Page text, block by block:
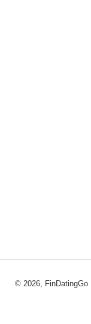
© 2026, FinDatingGo |